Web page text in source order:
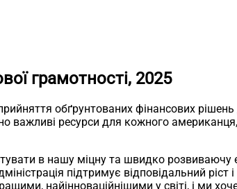
грамотності, 2025
обґрунтованих фінансових
важливі ресурси для кожного
в нашу міцну та швидко розвиваючу
підтримує відповідальний ріст
найінноваційнішими у світі, і ми